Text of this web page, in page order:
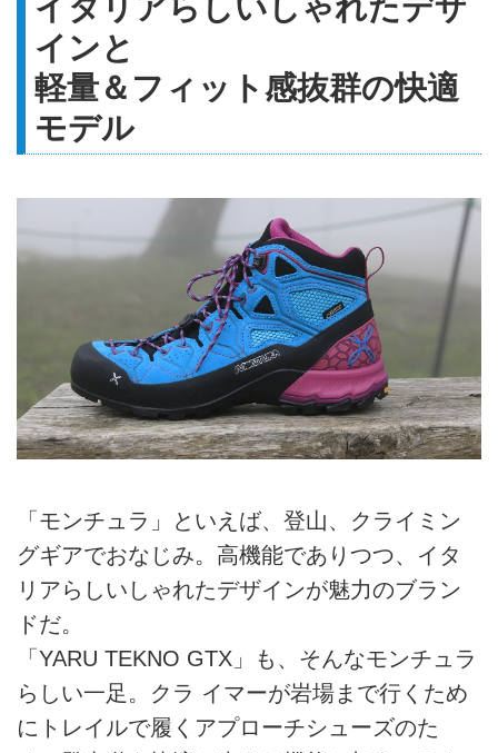
イタリアらしいしゃれたデザ
インと
軽量＆フィット感抜群の快適
モデル
「モンチュラ」といえば、登山、クライミン
グギアでおなじみ。高機能でありつつ、イタ
リアらしいしゃれたデザインが魅力のブラン
ドだ。
「YARU TEKNO GTX」も、そんなモンチュラ
らしい一足。クラ イマーが岩場まで行くため
にトレイルで履くアプローチシューズのた